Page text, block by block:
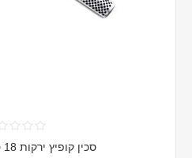
סכין קופיץ ירקות 18 ס"מ GLOBAL